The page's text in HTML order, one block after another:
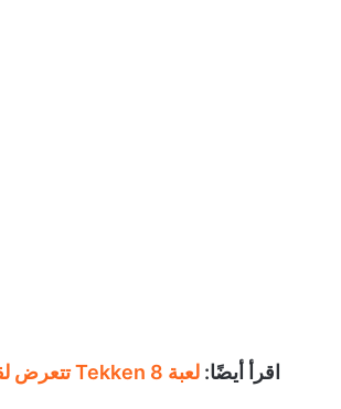
اقرأ أيضًا: لعبة Tekken 8 تتعرض لقنبلة المراجعات من اللاعبين بعد تحديث الموسم الثالث